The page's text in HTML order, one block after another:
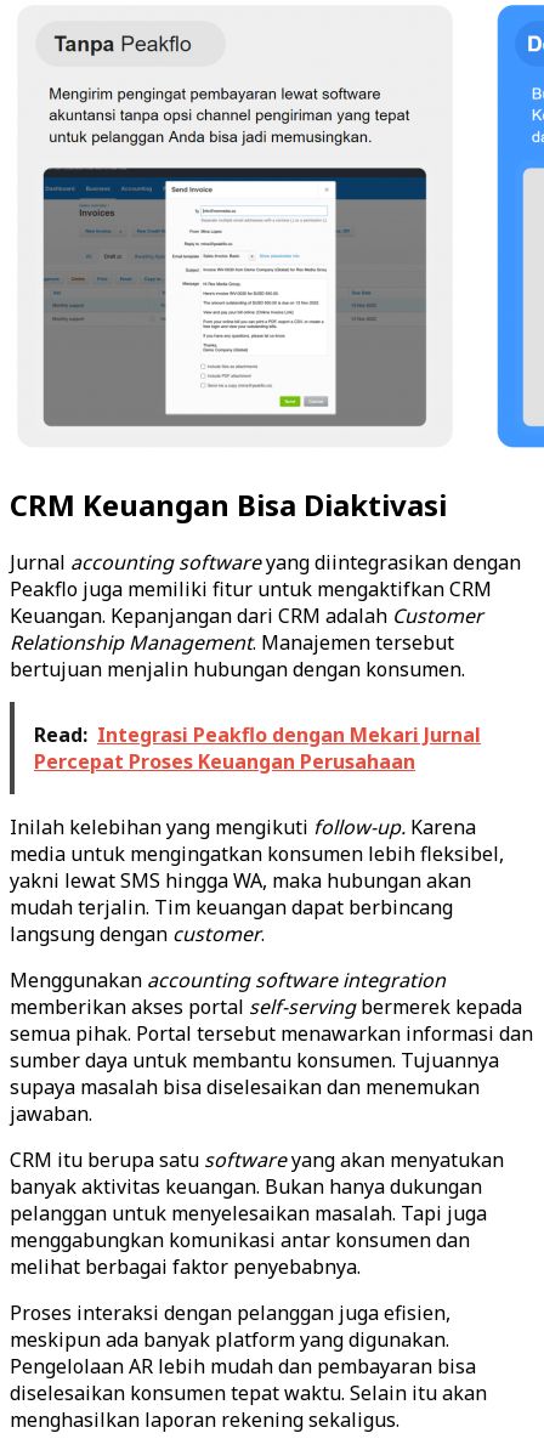
CRM Keuangan Bisa Diaktivasi
Jurnal accounting softwareyang diintegrasikan dengan
Peakflo juga memiliki fitur untuk mengaktifkan CRM
Keuangan. Kepanjangan dari CRM adalah Customer
Relationship Management. Manajemen tersebut
bertujuan menjalin hubungan dengan konsumen.
Read: Integrasi Peakflo dengan Mekari Jurnal
Percepat Proses Keuangan Perusahaan
Inilah kelebihan yang mengikuti follow-up. Karena
media untuk mengingatkan konsumen lebih fleksibel,
yakni lewat SMS hingga WA, maka hubungan akan
mudah terjalin. Tim keuangan dapat berbincang
langsung dengan customer.
Menggunakan accounting software integration
memberikan akses portal self-servingbermerek kepada
semua pihak. Portal tersebut menawarkan informasi dan
sumber daya untuk membantu konsumen. Tujuannya
supaya masalah bisa diselesaikan dan menemukan
jawaban.
CRM itu berupa satu softwareyang akan menyatukan
banyak aktivitas keuangan. Bukan hanya dukungan
pelanggan untuk menyelesaikan masalah. Tapi juga
menggabungkan komunikasi antar konsumen dan
melihat berbagai faktor penyebabnya.
Proses interaksi dengan pelanggan juga efisien,
meskipun ada banyak platform yang digunakan.
Pengelolaan AR lebih mudah dan pembayaran bisa
diselesaikan konsumen tepat waktu. Selain itu akan
menghasilkan laporan rekening sekaligus.